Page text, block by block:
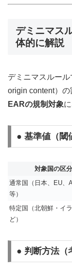
デミニマス
体的に解説
デミニマスルー
origin content）
EARの規制対象
● 基準値（閾
対象国の区分
通常国（日本、EU、
等）
特定国（北朝鮮・イ
ど）
● 判断方法（